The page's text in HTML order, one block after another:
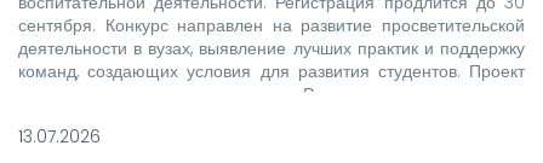
сентября. Конкурс направлен на развитие просветительской
деятельности в вузах, выявление лучших практик и поддержку
команд, создающих условия для развития студентов. Проект
реализуется при поддержке Росмолодежи в рамках
13.07.2026